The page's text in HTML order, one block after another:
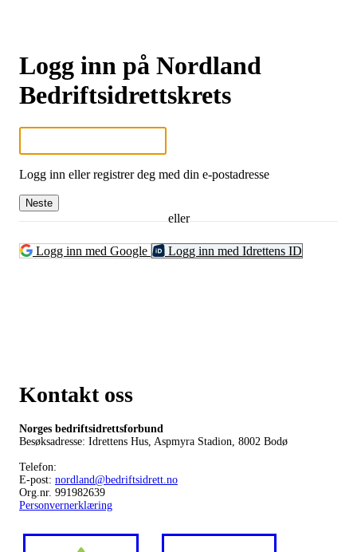
Logg inn på Nordland
Bedriftsidrettskrets
Logg inn eller registrer deg med din e-postadresse
Neste
eller
Logg inn med Google Logg inn med Idrettens ID
Kontakt oss
Norges bedriftsidrettsforbund
Besøksadresse: Idrettens Hus, Aspmyra Stadion, 8002 Bodø
Telefon:
E-post: nordland@bedriftsidrett.no
Org.nr. 991982639
Personvernerklæring